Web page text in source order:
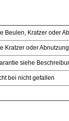
Beulen, Kratzer oder
Kratzer oder
siehe
bei nicht gefallen